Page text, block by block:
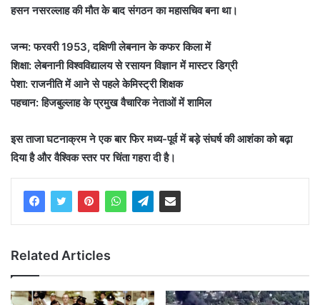
हसन नसरल्लाह की मौत के बाद संगठन का महासचिव बना था।
जन्म: फरवरी 1953, दक्षिणी लेबनान के कफर किला में
शिक्षा: लेबनानी विश्वविद्यालय से रसायन विज्ञान में मास्टर डिग्री
पेशा: राजनीति में आने से पहले केमिस्ट्री शिक्षक
पहचान: हिजबुल्लाह के प्रमुख वैचारिक नेताओं में शामिल
इस ताजा घटनाक्रम ने एक बार फिर मध्य-पूर्व में बड़े संघर्ष की आशंका को बढ़ा
दिया है और वैश्विक स्तर पर चिंता गहरा दी है।
Related Articles